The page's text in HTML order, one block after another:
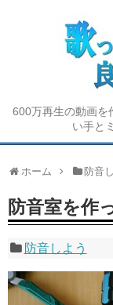
600万再生の動画を
い手と
ホーム 防音
防音室を作
防音しよう
歌い手デビュー
STEP① 機材
STEP② 歌を
STEP③ ミッ
STEP④ 投稿
歌い手を極める
防音に挑戦する
歌ってみたコラム